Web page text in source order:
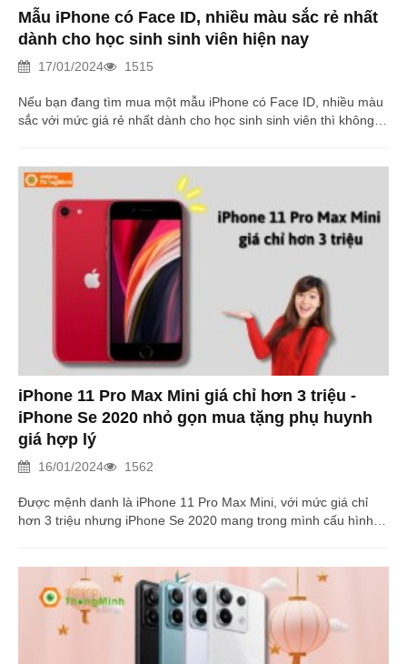
Mẫu iPhone có Face ID, nhiều màu sắc rẻ nhất
dành cho học sinh sinh viên hiện nay
17/01/2024 1515
Nếu bạn đang tìm mua một mẫu iPhone có Face ID, nhiều màu
sắc với mức giá rẻ nhất dành cho học sinh sinh viên thì không
iPhone 11 Pro Max Mini giá chỉ hơn 3 triệu -
iPhone Se 2020 nhỏ gọn mua tặng phụ huynh
giá hợp lý
16/01/2024 1562
Được mệnh danh là iPhone 11 Pro Max Mini, với mức giá chỉ
hơn 3 triệu nhưng iPhone Se 2020 mang trong mình cấu hình